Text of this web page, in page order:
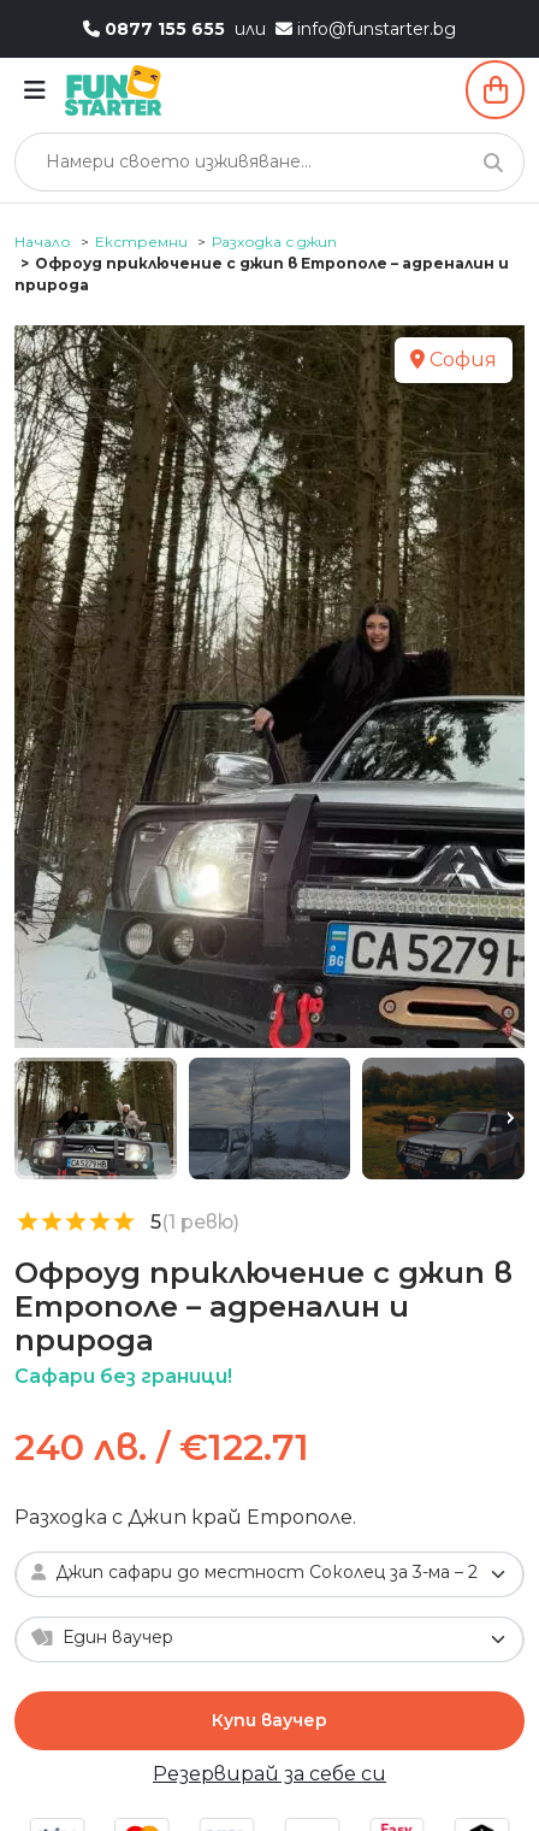
0877 155 655 или info@funstarter.bg
Начало Екстремни
Разходка с джип
Офроуд приключение с джип в Етрополе – адреналин и
природа
София
5(1 ревю)
Офроуд приключение с джип в
Етрополе – адреналин и
природа
Сафари без граници!
240 лв. / €122.71
Разходка с Джип край Етрополе.
Джип сафари до местност Соколец за 3-ма – 2 часа
Един ваучер
Купи ваучер
Резервирай за себе си